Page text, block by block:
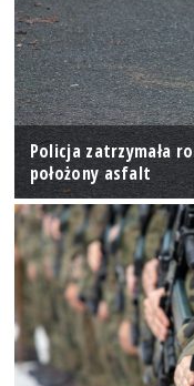
Policja zatrzymała
położony asfalt